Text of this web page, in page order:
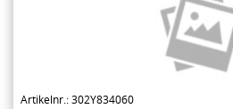
Artikelnr.: 302Y834060